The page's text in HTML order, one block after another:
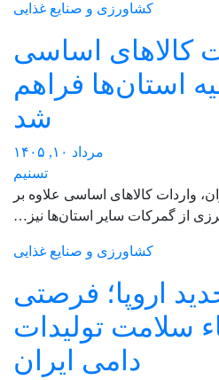
کشاورزی و صنایع غذایی
کالاهای اساسی
استان‌ها فراهم
شد
مرداد ۱۰, ۱۴۰۵
تسنیم
واردات کالاهای اساسی علاوه بر
از گمرکات سایر استان‌ها نیز…
کشاورزی و صنایع غذایی
اروپا؛ فرصتی
سلامت تولیدات
دامی ایران